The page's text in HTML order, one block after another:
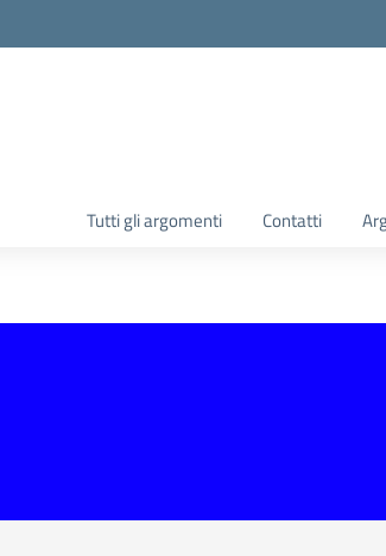
Tutti gli argomenti Contatti